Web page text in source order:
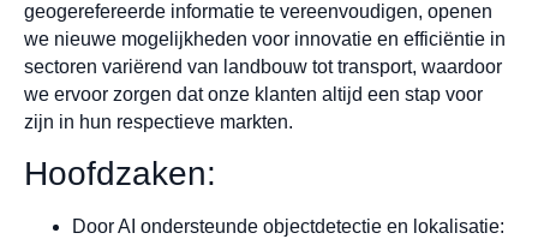
geogerefereerde informatie te vereenvoudigen, openen
we nieuwe mogelijkheden voor innovatie en efficiëntie in
sectoren variërend van landbouw tot transport, waardoor
we ervoor zorgen dat onze klanten altijd een stap voor
zijn in hun respectieve markten.
Hoofdzaken:
Door AI ondersteunde objectdetectie en lokalisatie: